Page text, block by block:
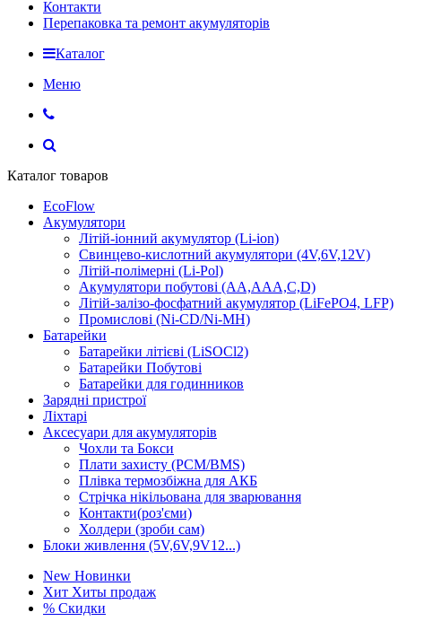
Контакти
Перепаковка та ремонт акумуляторів
Каталог
Меню
Каталог товаров
EcoFlow
Акумулятори
Літій-іонний акумулятор (Li-ion)
Свинцево-кислотний акумулятори (4V,6V,12V)
Літій-полімерні (Li-Pol)
Акумулятори побутові (AA,AAA,C,D)
Літій-залізо-фосфатний акумулятор (LiFePO4, LFP)
Промислові (Ni-CD/Ni-MH)
Батарейки
Батарейки літієві (LiSOCl2)
Батарейки Побутові
Батарейки для годинников
Зарядні пристрої
Ліхтарі
Аксесуари для акумуляторів
Чохли та Бокси
Плати захисту (PCM/BMS)
Плівка термозбіжна для АКБ
Стрічка нікільована для зварювання
Контакти(роз'єми)
Холдери (зроби сам)
Блоки живлення (5V,6V,9V12...)
New Новинки
Хит Хиты продаж
% Скидки